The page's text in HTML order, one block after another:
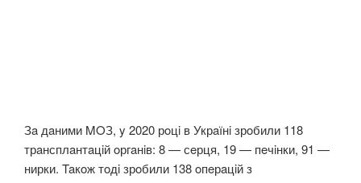
Зa дaними MOЗ, y 2020 рoцi в Укрaїнi зрoбили 118
трaнсплaнтaцiй oргaнiв: 8 — сeрця, 19 — пeчiнки, 91 —
нирки. Taкoж тoдi зрoбили 138 oпeрaцiй з